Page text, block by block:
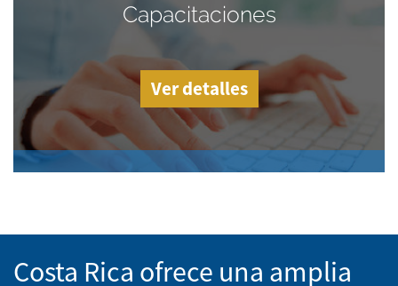
Capacitaciones
Ver detalles
Costa Rica ofrece una amplia